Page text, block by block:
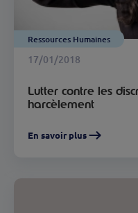
Ressources Humaines
17/01/2018
Lutter contre les
harcèlement
En savoir plus